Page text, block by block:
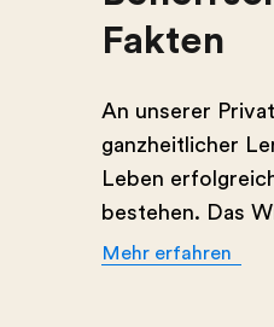
Fakten
An unserer
ganzheitlicher
Leben
bestehen. Das
Mehr erfahren